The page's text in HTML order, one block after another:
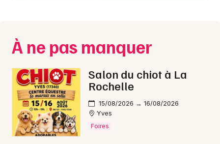
Sports
Soirées
Sorties famille
Expos
Paris
Strasbourg
Toulouse
Toutes les villes
À ne pas manquer
Salon du chiot à La
Rochelle
15/08/2026 → 16/08/2026
Yves
Foires